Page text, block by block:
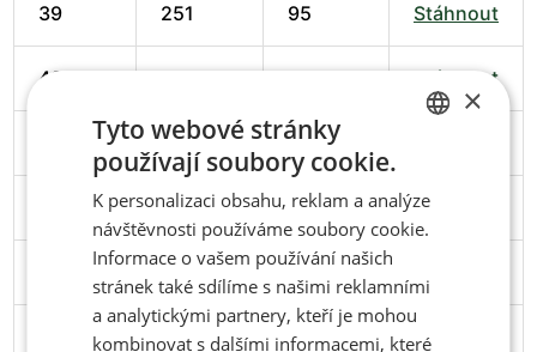
39 251 95 Stáhnout
40 258 98 Stáhnout
266 102
274 102 Stáhnout
279 103
286 106 Stáhnout
ENGLISH
×
Tyto webové stránky
používají soubory cookie.
K personalizaci obsahu, reklam a analýze
návštěvnosti používáme soubory cookie.
Informace o vašem používání našich
stránek také sdílíme s našimi reklamními
a analytickými partnery, kteří je mohou
kombinovat s dalšími informacemi, které